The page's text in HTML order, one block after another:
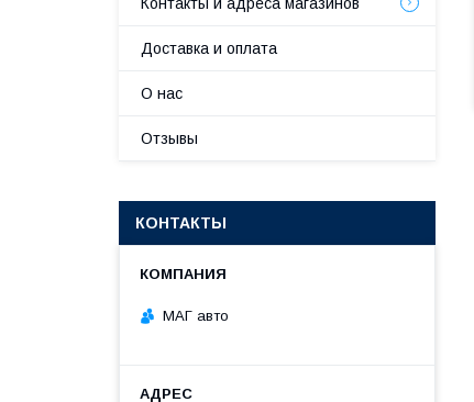
Доставка и оплата
О нас
Отзывы
КОНТАКТЫ
МАГ авто